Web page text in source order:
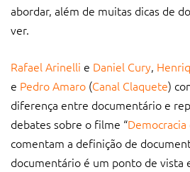
abordar, além de muitas dicas de
ver.
Rafael Arinelli e Daniel Cury,
e Pedro Amaro (Canal Claquete)
diferença entre documentário e
debates sobre o filme “
comentam a definição de
documentário é um ponto de vista